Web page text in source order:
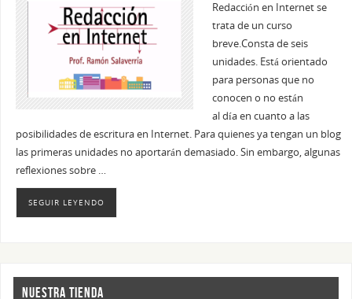
Redacción en Internet se
trata de un curso
breve.Consta de seis
unidades. Está orientado
para personas que no
conocen o no están
al día en cuanto a las
posibilidades de escritura en Internet. Para quienes ya tengan un blog
las primeras unidades no aportarán demasiado. Sin embargo, algunas
reflexiones sobre …
SEGUIR LEYENDO
NUESTRA TIENDA